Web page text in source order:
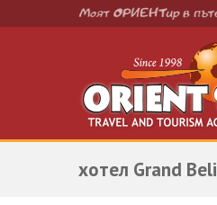
хотел Grand Beli